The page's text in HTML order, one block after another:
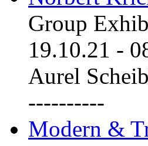
Group
19.10.21 -
Aurel
----------
Modern &